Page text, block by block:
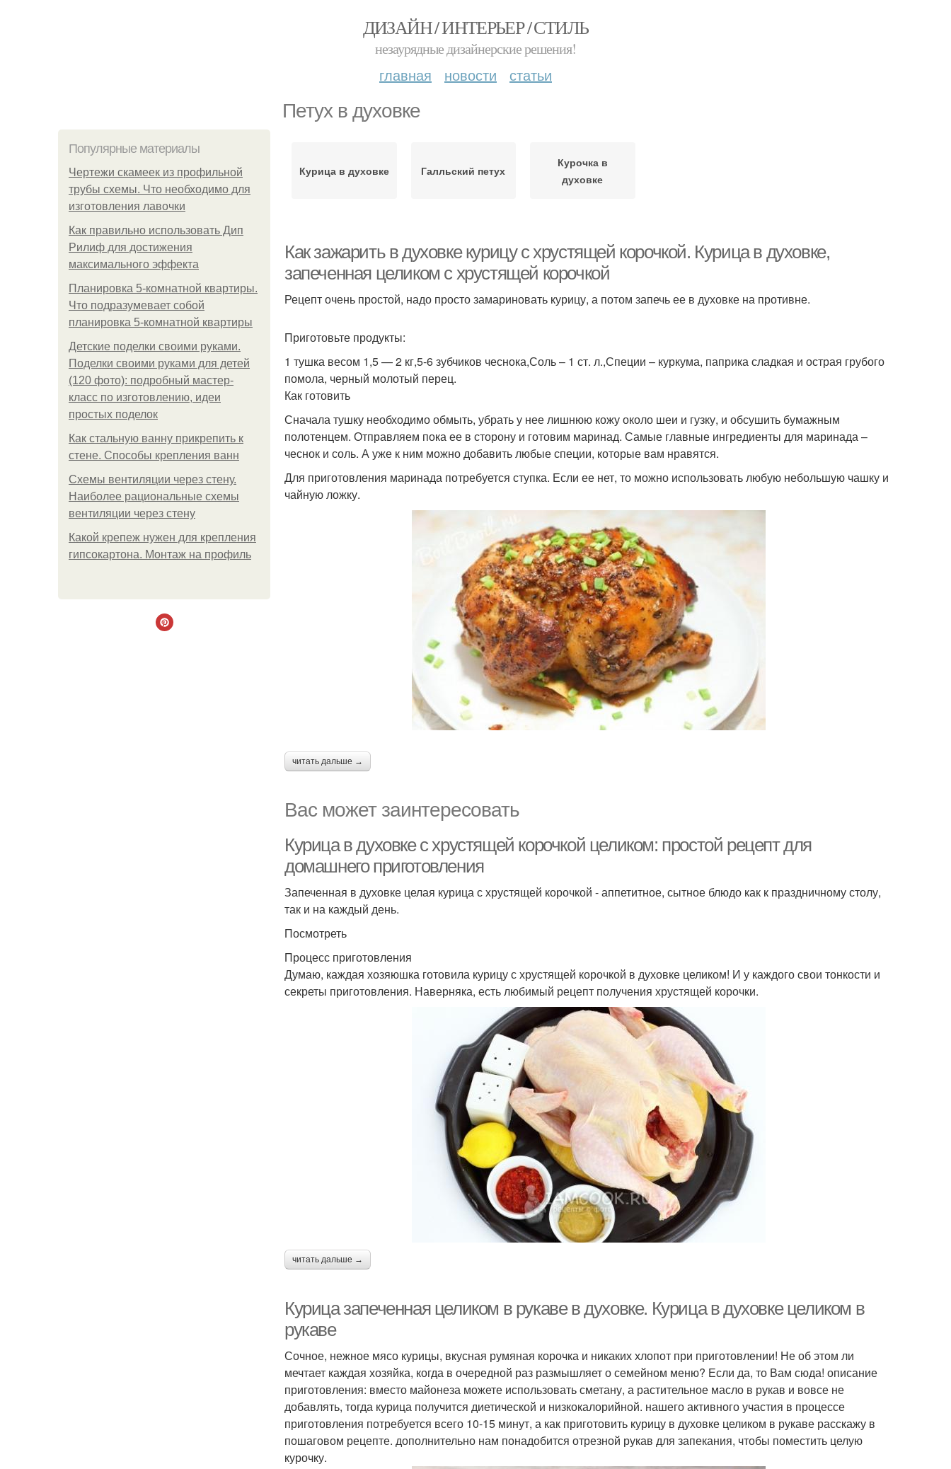
ДИЗАЙН / ИНТЕРЬЕР / СТИЛЬ
незаурядные дизайнерские решения!
главная новости статьи
Петух в духовке
Популярные материалы
Чертежи скамеек из профильной
трубы схемы. Что необходимо для
изготовления лавочки
Как правильно использовать Дип
Рилиф для достижения
максимального эффекта
Планировка 5-комнатной квартиры.
Что подразумевает собой
планировка 5-комнатной квартиры
Детские поделки своими руками.
Поделки своими руками для детей
(120 фото): подробный мастер-
класс по изготовлению, идеи
простых поделок
Как стальную ванну прикрепить к
стене. Способы крепления ванн
Схемы вентиляции через стену.
Наиболее рациональные схемы
вентиляции через стену
Какой крепеж нужен для крепления
гипсокартона. Монтаж на профиль
Курица в духовке Галльский петух
Курочка в
духовке
Как зажарить в духовке курицу с хрустящей корочкой. Курица в духовке,
запеченная целиком с хрустящей корочкой
Рецепт очень простой, надо просто замариновать курицу, а потом запечь ее в духовке на противне.
Приготовьте продукты:
1 тушка весом 1,5 — 2 кг,5-6 зубчиков чеснока,Соль – 1 ст. л.,Специи – куркума, паприка сладкая и острая грубого
помола, черный молотый перец.
Как готовить
Сначала тушку необходимо обмыть, убрать у нее лишнюю кожу около шеи и гузку, и обсушить бумажным
полотенцем. Отправляем пока ее в сторону и готовим маринад. Самые главные ингредиенты для маринада –
чеснок и соль. А уже к ним можно добавить любые специи, которые вам нравятся.
Для приготовления маринада потребуется ступка. Если ее нет, то можно использовать любую небольшую чашку и
чайную ложку.
читать дальше →
Вас может заинтересовать
Курица в духовке с хрустящей корочкой целиком: простой рецепт для
домашнего приготовления
Запеченная в духовке целая курица с хрустящей корочкой - аппетитное, сытное блюдо как к праздничному столу,
так и на каждый день.
Посмотреть
Процесс приготовления
Думаю, каждая хозяюшка готовила курицу с хрустящей корочкой в духовке целиком! И у каждого свои тонкости и
секреты приготовления. Наверняка, есть любимый рецепт получения хрустящей корочки.
читать дальше →
Курица запеченная целиком в рукаве в духовке. Курица в духовке целиком в
рукаве
Сочное, нежное мясо курицы, вкусная румяная корочка и никаких хлопот при приготовлении! Не об этом ли
мечтает каждая хозяйка, когда в очередной раз размышляет о семейном меню? Если да, то Вам сюда! описание
приготовления: вместо майонеза можете использовать сметану, а растительное масло в рукав и вовсе не
добавлять, тогда курица получится диетической и низкокалорийной. нашего активного участия в процессе
приготовления потребуется всего 10-15 минут, а как приготовить курицу в духовке целиком в рукаве расскажу в
пошаговом рецепте. дополнительно нам понадобится отрезной рукав для запекания, чтобы поместить целую
курочку.